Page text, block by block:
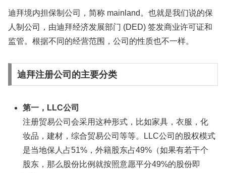
迪拜境内担保制公司，简称 mainland。也就是我们说的保
人制公司，由迪拜经济发展部门 (DED) 签发商业许可证和
监管。根据不同的经营范围，公司的性质也不一样。
迪拜注册公司的主要分类
第一，LLC公司
注册贸易公司会采用这种形式，比如家具，衣服，化
妆品，建材，综合贸易公司等等。LLC公司的股权模式
是当地保人占51%，外籍股东占49%（如果有若干个
股东，那么股份比例就按照意愿平分49%的股份即